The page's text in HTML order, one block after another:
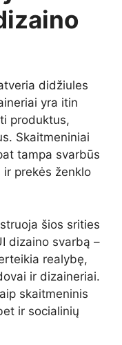
didžiules
yra itin
produktus,
Skaitmeniniai
tampa svarbūs
prekės ženklo
šios srities
dizaino svarbą –
realybę,
ir dizaineriai.
skaitmeninis
ir socialinių